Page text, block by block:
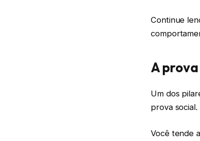
Continue
A
Um dos
prova social.
Você tende